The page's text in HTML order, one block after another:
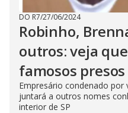
DO R7/27/06/2024
Robinho,
outros: veja
famosos
Empresário condenado por
juntará a outros nomes
interior de SP